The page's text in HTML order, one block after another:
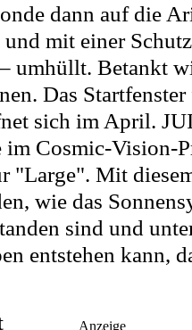
dann auf die
mit einer
umhüllt. Betankt
Das
sich im April.
Cosmic-Vision-
"Large". Mit
wie das
sind und
entstehen kann,
Anzeige